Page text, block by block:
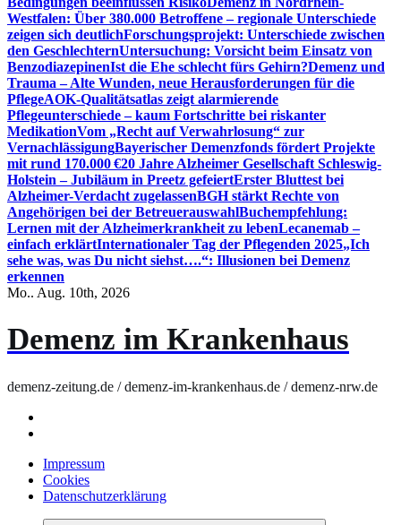
Westfalen: Über 380.000 Betroffene – regionale Unterschiede
zeigen sich deutlichForschungsprojekt: Unterschiede zwischen
den GeschlechternUntersuchung: Vorsicht beim Einsatz von
BenzodiazepinenIst die Ehe schlecht fürs Gehirn?Demenz und
Trauma – Alte Wunden, neue Herausforderungen für die
PflegeAOK-Qualitätsatlas zeigt alarmierende
Pflegeunterschiede – kaum Fortschritte bei riskanter
MedikationVom „Recht auf Verwahrlosung“ zur
VernachlässigungBayerischer Demenzfonds fördert Projekte
mit rund 170.000 €20 Jahre Alzheimer Gesellschaft Schleswig-
Holstein – Jubiläum in Preetz gefeiertErster Bluttest bei
Alzheimer-Verdacht zugelassenBGH stärkt Rechte von
Angehörigen bei der BetreuerauswahlBuchempfehlung:
Lernen mit der Alzheimerkrankheit zu lebenLecanemab –
einfach erklärtInternationaler Tag der Pflegenden 2025„Ich
sehe was, was Du nicht siehst….“: Illusionen bei Demenz
erkennen
Mo.. Aug. 10th, 2026
Demenz im Krankenhaus
demenz-zeitung.de / demenz-im-krankenhaus.de / demenz-nrw.de
Impressum
Cookies
Datenschutzerklärung